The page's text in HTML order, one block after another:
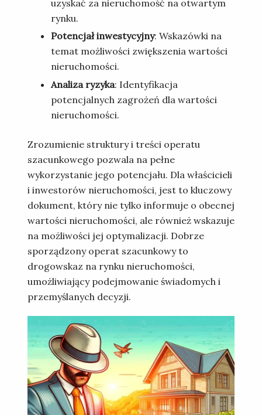
uzyskać za nieruchomość na otwartym
rynku.
Potencjał inwestycyjny: Wskazówki na
temat możliwości zwiększenia wartości
nieruchomości.
Analiza ryzyka: Identyfikacja
potencjalnych zagrożeń dla wartości
nieruchomości.
Zrozumienie struktury i treści operatu
szacunkowego pozwala na pełne
wykorzystanie jego potencjału. Dla właścicieli
i inwestorów nieruchomości, jest to kluczowy
dokument, który nie tylko informuje o obecnej
wartości nieruchomości, ale również wskazuje
na możliwości jej optymalizacji. Dobrze
sporządzony operat szacunkowy to
drogowskaz na rynku nieruchomości,
umożliwiający podejmowanie świadomych i
przemyślanych decyzji.